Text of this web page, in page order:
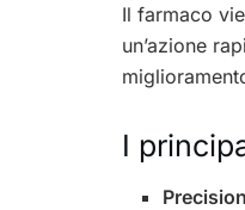
Il farmaco
un’azione
I